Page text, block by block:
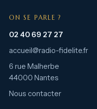
ON SE PARLE ?
02 40 69 27 27
accueil@radio-fidelite.fr
6 rue Malherbe
44000 Nantes
Nous contacter